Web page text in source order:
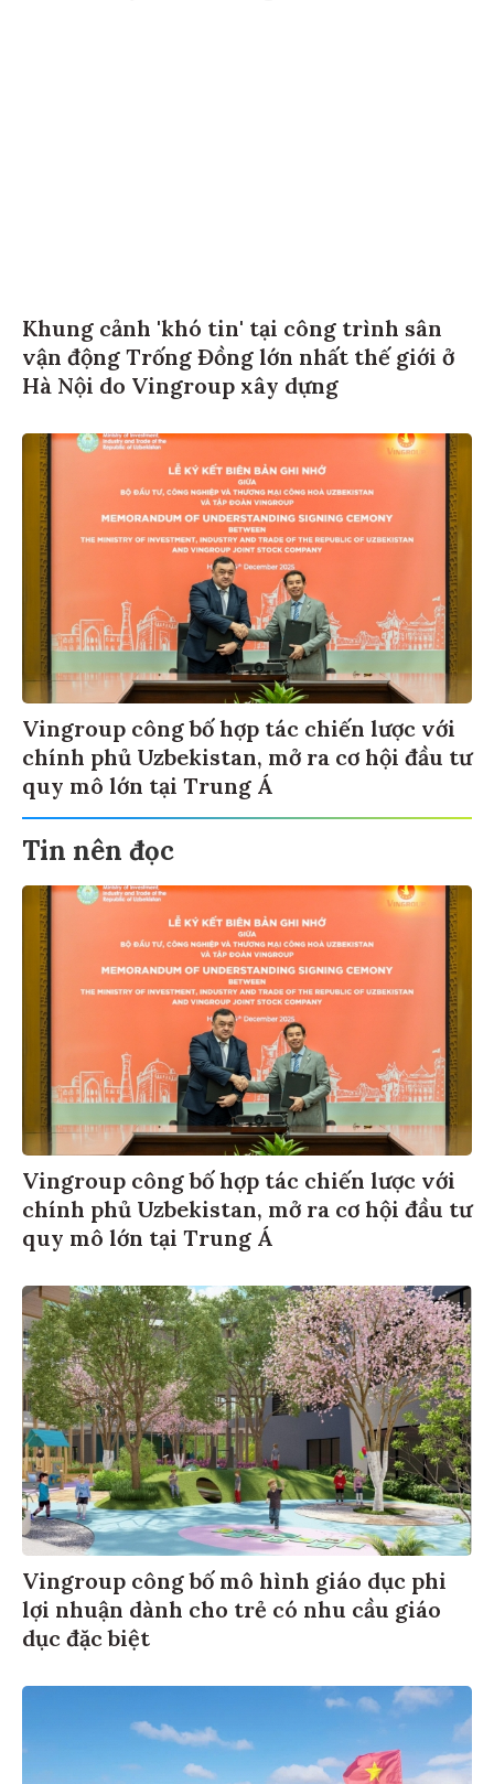
Khung cảnh 'khó tin' tại công trình sân
vận động Trống Đồng lớn nhất thế giới ở
Hà Nội do Vingroup xây dựng
Vingroup công bố hợp tác chiến lược với
chính phủ Uzbekistan, mở ra cơ hội đầu tư
quy mô lớn tại Trung Á
Tin nên đọc
Vingroup công bố hợp tác chiến lược với
chính phủ Uzbekistan, mở ra cơ hội đầu tư
quy mô lớn tại Trung Á
Vingroup công bố mô hình giáo dục phi
lợi nhuận dành cho trẻ có nhu cầu giáo
dục đặc biệt